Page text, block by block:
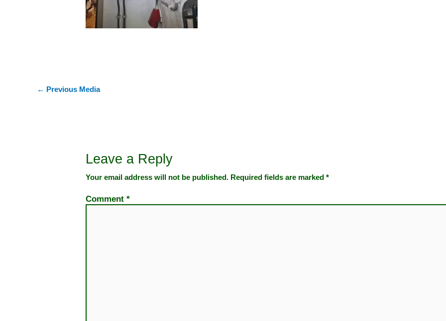
← Previous Media
Leave a Reply
Your email address will not be published. Required fields are marked*
Comment*